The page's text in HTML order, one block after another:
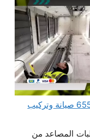
صيانة مصاعد في الكويت 65542233 صيانة وتركيب
المصاعد من